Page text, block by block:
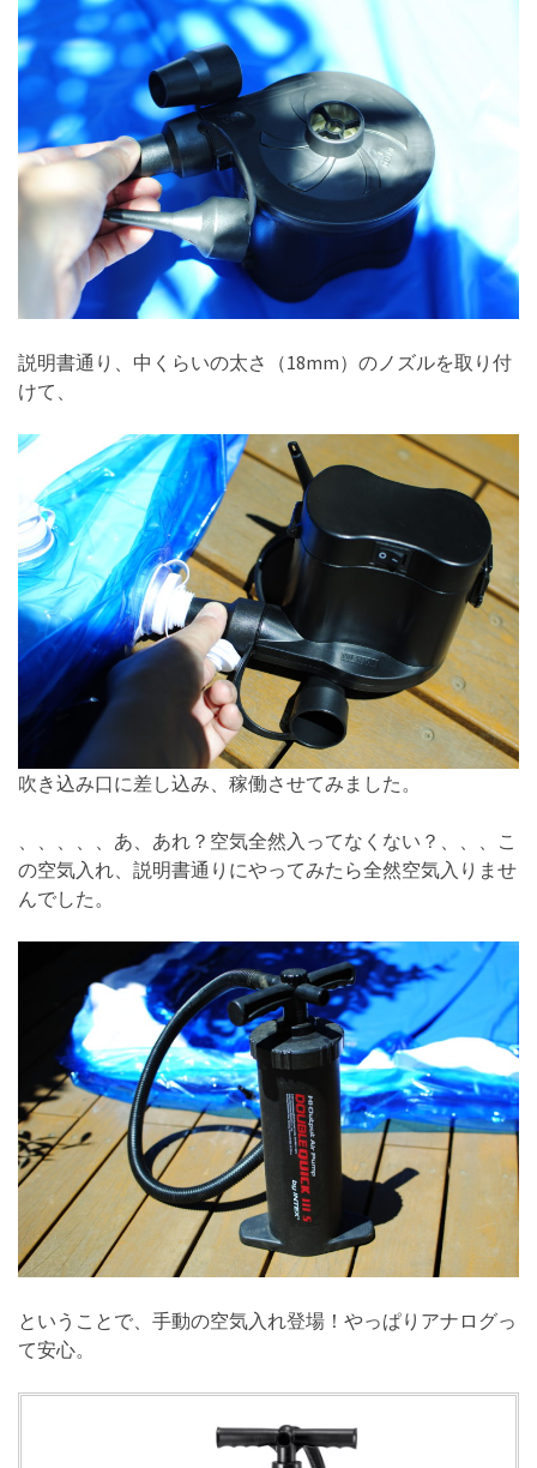
説明書通り、中くらいの太さ（18mm）のノズルを取り付
けて、
吹き込み口に差し込み、稼働させてみました。
、、、、、あ、あれ？空気全然入ってなくない？、、、こ
の空気入れ、説明書通りにやってみたら全然空気入りませ
んでした。
ということで、手動の空気入れ登場！やっぱりアナログっ
て安心。